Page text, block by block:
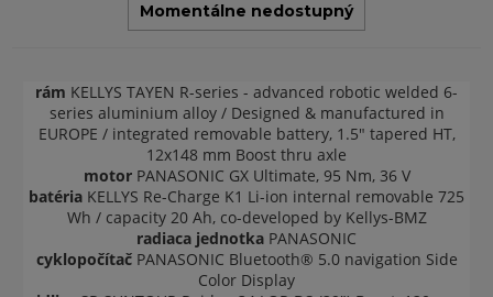
Momentálne nedostupný
rám KELLYS TAYEN R-series - advanced robotic welded 6-
series aluminium alloy / Designed & manufactured in
EUROPE / integrated removable battery, 1.5" tapered HT,
12x148 mm Boost thru axle
motorPANASONIC GX Ultimate, 95 Nm, 36 V
batéria KELLYS Re-Charge K1 Li-ion internal removable 725
Wh / capacity 20 Ah, co-developed by Kellys-BMZ
radiaca jednotka PANASONIC
cyklopočítačPANASONIC Bluetooth® 5.0 navigation Side
Color Display